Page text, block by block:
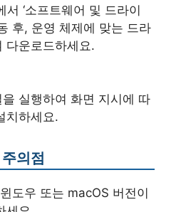
‘소프트웨어 및 드라이
후, 운영 체제에 맞는 드라
다운로드하세요.
실행하여 화면 지시에 따
치하세요.
의점
도우 또는 macOS 버전이